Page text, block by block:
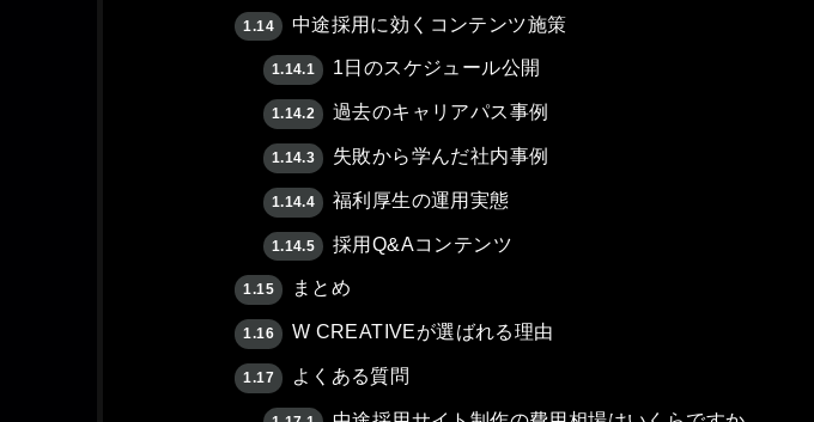
1.14 中途採用に効くコンテンツ施策
1.14.1 1日のスケジュール公開
1.14.2 過去のキャリアパス事例
1.14.3 失敗から学んだ社内事例
1.14.4 福利厚生の運用実態
1.14.5 採用Q&Aコンテンツ
1.15 まとめ
1.16 W CREATIVEが選ばれる理由
1.17 よくある質問